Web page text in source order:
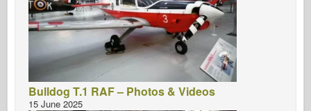
Bulldog T.1 RAF – Photos & Videos
15 June 2025